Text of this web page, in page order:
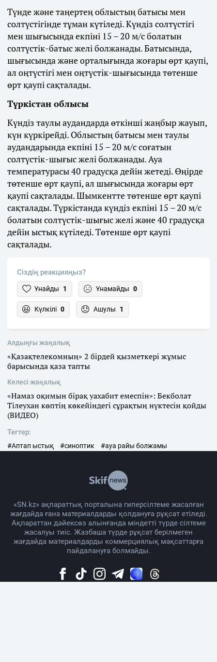
Түнде және таңертең облыстың батысы мен
солтүстігінде тұман күтіледі. Күндіз солтүстігі
мен шығысында екпіні 15 – 20 м/с болатын
солтүстік-батыс желі болжанады. Батысында,
шығысында және орталығында жоғары өрт қаупі,
ал оңтүстігі мен оңтүстік-шығысында төтенше
өрт қаупі сақталады.
Түркістан облысы
Күндіз таулы аудандарда өткінші жаңбыр жауып,
күн күркірейді. Облыстың батысы мен таулы
аудандарында екпіні 15 – 20 м/с соғатын
солтүстік-шығыс желі болжанады. Ауа
температурасы 40 градусқа дейін жетеді. Өңірде
төтенше өрт қаупі, ал шығысында жоғары өрт
қаупі сақталады. Шымкентте төтенше өрт қаупі
сақталады. Түркістанда күндіз екпіні 15 – 20 м/с
болатын солтүстік-шығыс желі және 40 градусқа
дейін ыстық күтіледі. Төтенше өрт қаупі
сақталады.
Сіздің реакцияңыз?
Ұнайды 1 Ұнамайды 0
Күлкілі 0 Ашулы 1
Алдыңғы жаңалық
«Қазақтелекомның» 2 бірдей қызметкері жұмыс
барысында қаза тапты
Келесі жаңалық
«Намаз оқимын бірақ уахабит емеспін»: Бекболат
Тілеухан көптің көкейіндегі сұрақтың нүктесін қойды
(ВИДЕО)
Тегтер:
#Аптап ыстық #синоптик #ауа райы болжамы
«SN.kz» ақпараттық порталына гиперсілтеме жасалған
жағдайда ғана материалдарды қолдануға рұқсат етіледі.
Ақпараттан дәйексөз алынғанда міндетті түрде сілтеме
жасалуы тиіс. Жазбаша түрде рұқсат берілмеген
жағдайда материалдарды коммерциялық мақсаттарға
пайдалануға болмайды.